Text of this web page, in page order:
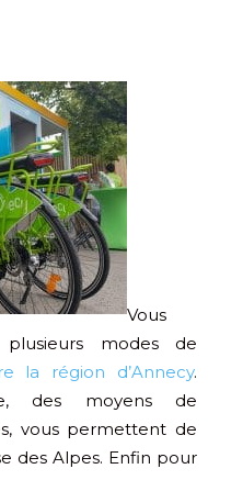
Vous
modes de
la région d’Annecy.
des moyens de
vous permettent de
des Alpes. Enfin pour